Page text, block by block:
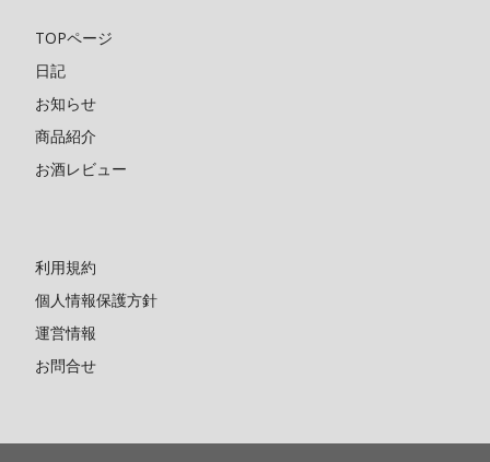
TOPページ
日記
お知らせ
商品紹介
お酒レビュー
利用規約
個人情報保護方針
運営情報
お問合せ